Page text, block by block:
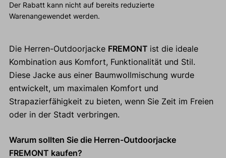
Der Rabatt kann nicht auf bereits reduzierte
Warenangewendet werden.
Die Herren-Outdoorjacke FREMONT ist die ideale
Kombination aus Komfort, Funktionalität und Stil.
Diese Jacke aus einer Baumwollmischung wurde
entwickelt, um maximalen Komfort und
Strapazierfähigkeit zu bieten, wenn Sie Zeit im Freien
oder in der Stadt verbringen.
Warum sollten Sie die Herren-Outdoorjacke
FREMONT kaufen?